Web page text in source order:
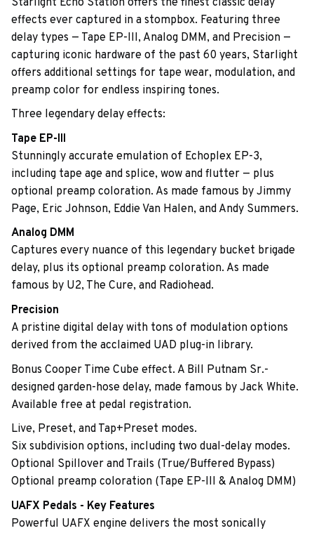
effects ever captured in a stompbox. Featuring three
delay types — Tape EP-III, Analog DMM, and Precision —
capturing iconic hardware of the past 60 years, Starlight
offers additional settings for tape wear, modulation, and
preamp color for endless inspiring tones.
Three legendary delay effects:
Tape EP-III
Stunningly accurate emulation of Echoplex EP-3,
including tape age and splice, wow and flutter — plus
optional preamp coloration. As made famous by Jimmy
Page, Eric Johnson, Eddie Van Halen, and Andy Summers.
Analog DMM
Captures every nuance of this legendary bucket brigade
delay, plus its optional preamp coloration. As made
famous by U2, The Cure, and Radiohead.
Precision
A pristine digital delay with tons of modulation options
derived from the acclaimed UAD plug-in library.
Bonus Cooper Time Cube effect. A Bill Putnam Sr.-
designed garden-hose delay, made famous by Jack White.
Available free at pedal registration.
Live, Preset, and Tap+Preset modes.
Six subdivision options, including two dual-delay modes.
Optional Spillover and Trails (True/Buffered Bypass)
Optional preamp coloration (Tape EP-III & Analog DMM)
UAFX Pedals - Key Features
Powerful UAFX engine delivers the most sonically